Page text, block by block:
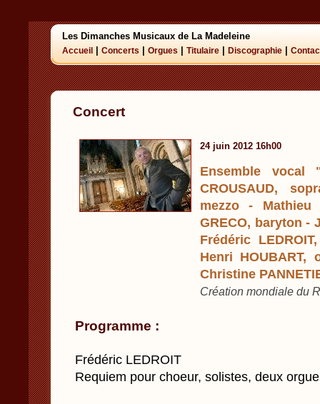
Les Dimanches Musicaux de La Madeleine
Accueil Concerts Orgues Titulaire Discographie
Concert
24 juin 2012 16h00
Ensemble vocal
CROUSAUD,
mezzo - Mathieu
GRECO, baryton -
Frédéric
Henri HOUBART,
Christine
Création mondiale du
Programme :
Frédéric LEDROIT
Requiem pour choeur, solistes, deux